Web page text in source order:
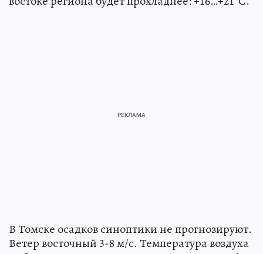
В Томске осадков синоптики не прогнозируют.
Ветер восточный 3-8 м/с. Температура воздуха